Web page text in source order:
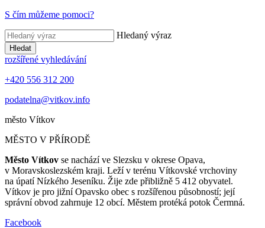
S čím můžeme pomoci?
Hledaný výraz
Hledat
rozšířené vyhledávání
+420 556 312 200
podatelna@vitkov.info
město Vítkov
MĚSTO V PŘÍRODĚ
Město Vítkov se nachází ve Slezsku v okrese Opava,
v Moravskoslezském kraji. Leží v terénu Vítkovské vrchoviny
na úpatí Nízkého Jeseníku. Žije zde přibližně 5 412 obyvatel.
Vítkov je pro jižní Opavsko obec s rozšířenou působností; její
správní obvod zahrnuje 12 obcí. Městem protéká potok Čermná.
Facebook